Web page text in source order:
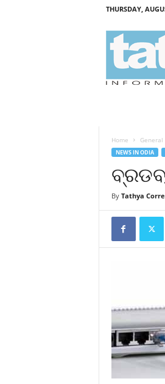
THURSDAY,
Home General
NEWS IN ODIA
By Tathya